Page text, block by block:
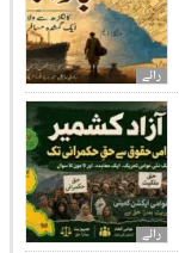
رائے
رائے